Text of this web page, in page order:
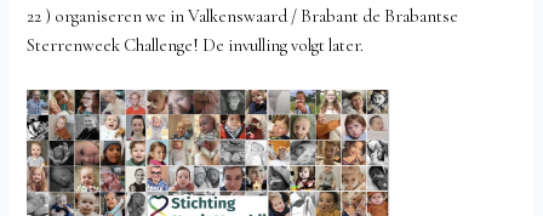
22 ) organiseren we in Valkenswaard / Brabant de Brabantse
Sterrenweek Challenge! De invulling volgt later.